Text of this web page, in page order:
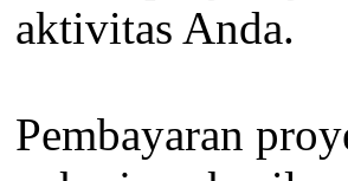
aktivitas Anda.
Pembayaran